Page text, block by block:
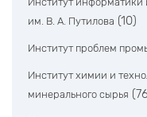
им. В. А. Путилова (10)
Институт проблем
Институт химии и
минерального сырья